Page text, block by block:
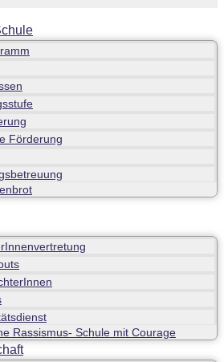
Förderung
Rassismus- Schule mit Courage